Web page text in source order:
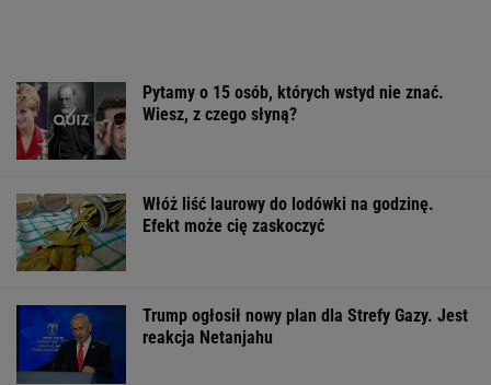
Pytamy o 15 osób, których wstyd nie znać.
Wiesz, z czego słyną?
Włóż liść laurowy do lodówki na godzinę.
Efekt może cię zaskoczyć
Trump ogłosił nowy plan dla Strefy Gazy. Jest
reakcja Netanjahu